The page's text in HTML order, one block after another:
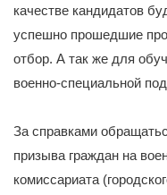
качестве кандидатов
успешно прошедшие
отбор. А так же для
военно-специальной
За справками
призыва граждан на
комиссариата